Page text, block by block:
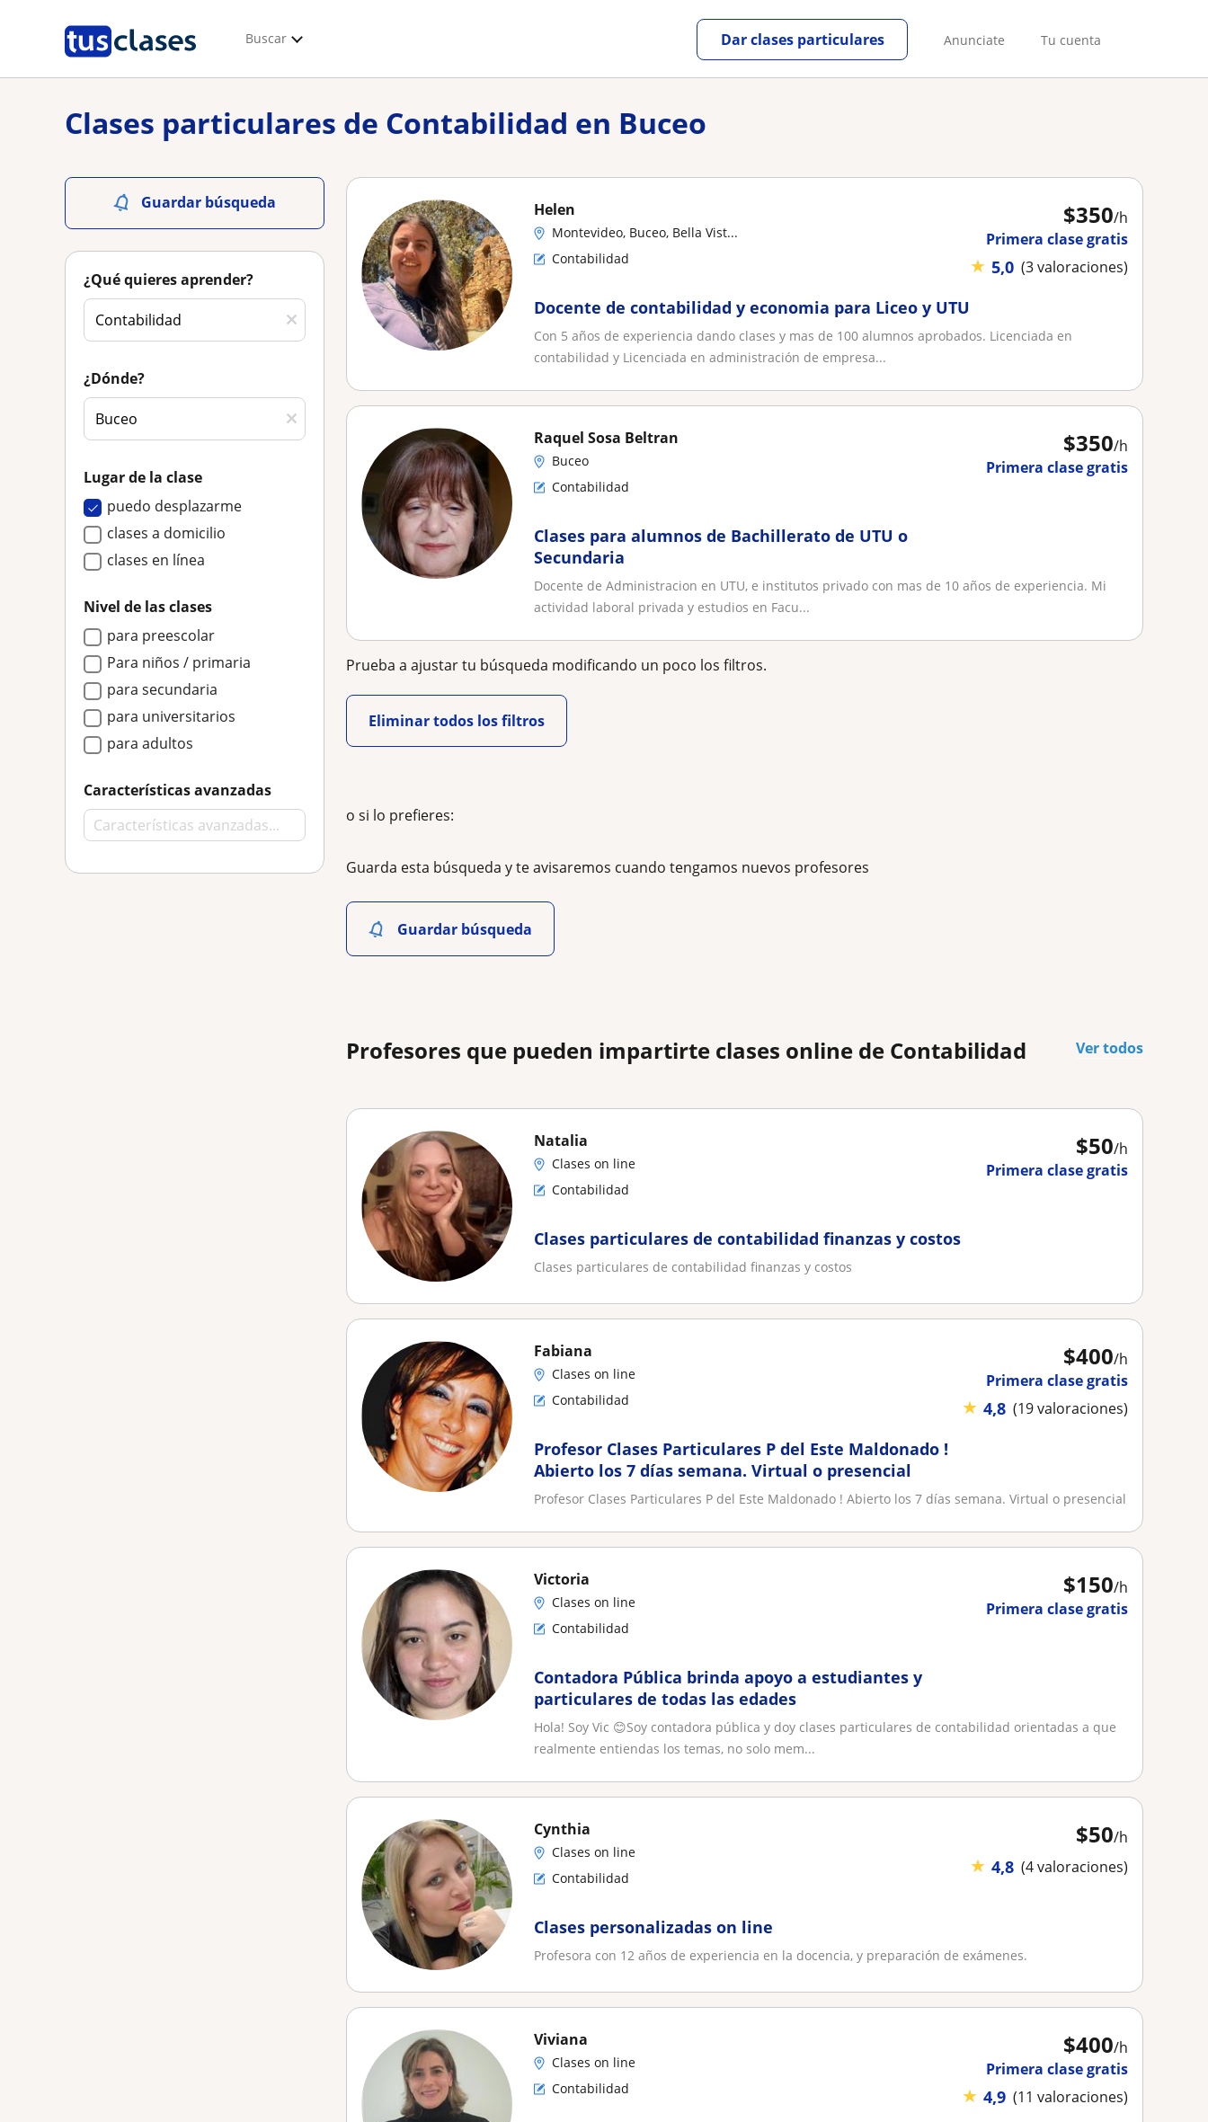
Buscar Anunciate Tu cuenta
Dar clases particulares
Clases particulares de Contabilidad en Buceo
Guardar búsqueda
¿Qué quieres aprender?
¿Dónde?
Lugar de la clase
puedo desplazarme
clases a domicilio
clases en línea
Nivel de las clases
para preescolar
Para niños / primaria
para secundaria
para universitarios
para adultos
Características avanzadas
$350/h
Primera clase gratis
★ 5,0 (3 valoraciones)
Helen
Montevideo, Buceo, Bella Vist...
Contabilidad
Docente de contabilidad y economia para Liceo y UTU
Con 5 años de experiencia dando clases y mas de 100 alumnos aprobados. Licenciada en
contabilidad y Licenciada en administración de empresa...
$350/h
Primera clase gratis
Raquel Sosa Beltran
Buceo
Contabilidad
Clases para alumnos de Bachillerato de UTU o
Secundaria
Docente de Administracion en UTU, e institutos privado con mas de 10 años de experiencia. Mi
actividad laboral privada y estudios en Facu...
Prueba a ajustar tu búsqueda modificando un poco los filtros.
Eliminar todos los filtros
o si lo prefieres:
Guarda esta búsqueda y te avisaremos cuando tengamos nuevos profesores
Guardar búsqueda
Profesores que pueden impartirte clases online de Contabilidad Ver todos
$50/h
Primera clase gratis
Natalia
Clases on line
Contabilidad
Clases particulares de contabilidad finanzas y costos
Clases particulares de contabilidad finanzas y costos
$400/h
Primera clase gratis
★ 4,8 (19 valoraciones)
Fabiana
Clases on line
Contabilidad
Profesor Clases Particulares P del Este Maldonado !
Abierto los 7 días semana. Virtual o presencial
Profesor Clases Particulares P del Este Maldonado ! Abierto los 7 días semana. Virtual o presencial
$150/h
Primera clase gratis
Victoria
Clases on line
Contabilidad
Contadora Pública brinda apoyo a estudiantes y
particulares de todas las edades
Hola! Soy Vic 😊Soy contadora pública y doy clases particulares de contabilidad orientadas a que
realmente entiendas los temas, no solo mem...
$50/h
★ 4,8 (4 valoraciones)
Cynthia
Clases on line
Contabilidad
Clases personalizadas on line
Profesora con 12 años de experiencia en la docencia, y preparación de exámenes.
$400/h
Primera clase gratis
★ 4,9 (11 valoraciones)
Viviana
Clases on line
Contabilidad